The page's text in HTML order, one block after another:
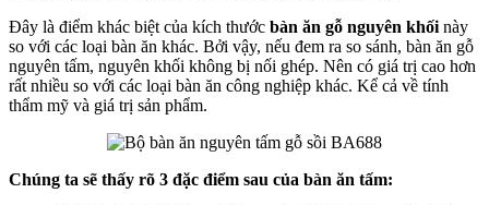
Đây là điểm khác biệt của kích thước bàn ăn gỗ nguyên khối này
so với các loại bàn ăn khác. Bởi vậy, nếu đem ra so sánh, bàn ăn gỗ
nguyên tấm, nguyên khối không bị nối ghép. Nên có giá trị cao hơn
rất nhiều so với các loại bàn ăn công nghiệp khác. Kể cả về tính
thẩm mỹ và giá trị sản phẩm.
Chúng ta sẽ thấy rõ 3 đặc điểm sau của bàn ăn tấm: